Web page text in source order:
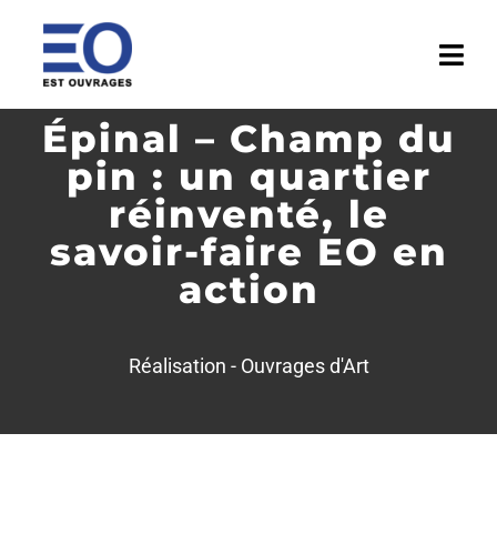
contenu
ACCUEIL
ENTREPRISE
ACTIVITÉS
Épinal – Champ du
pin : un quartier
réinventé, le
savoir-faire EO en
action
Réalisation - Ouvrages d'Art